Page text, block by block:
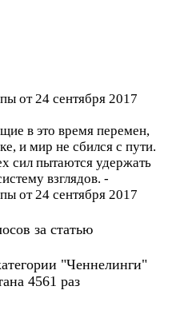
от 24 сентября 2017
в это время перемен,
и мир не сбился с пути.
сил пытаются удержать
взглядов. -
от 24 сентября 2017
за статью
"Ченнелинги"
4561 раз